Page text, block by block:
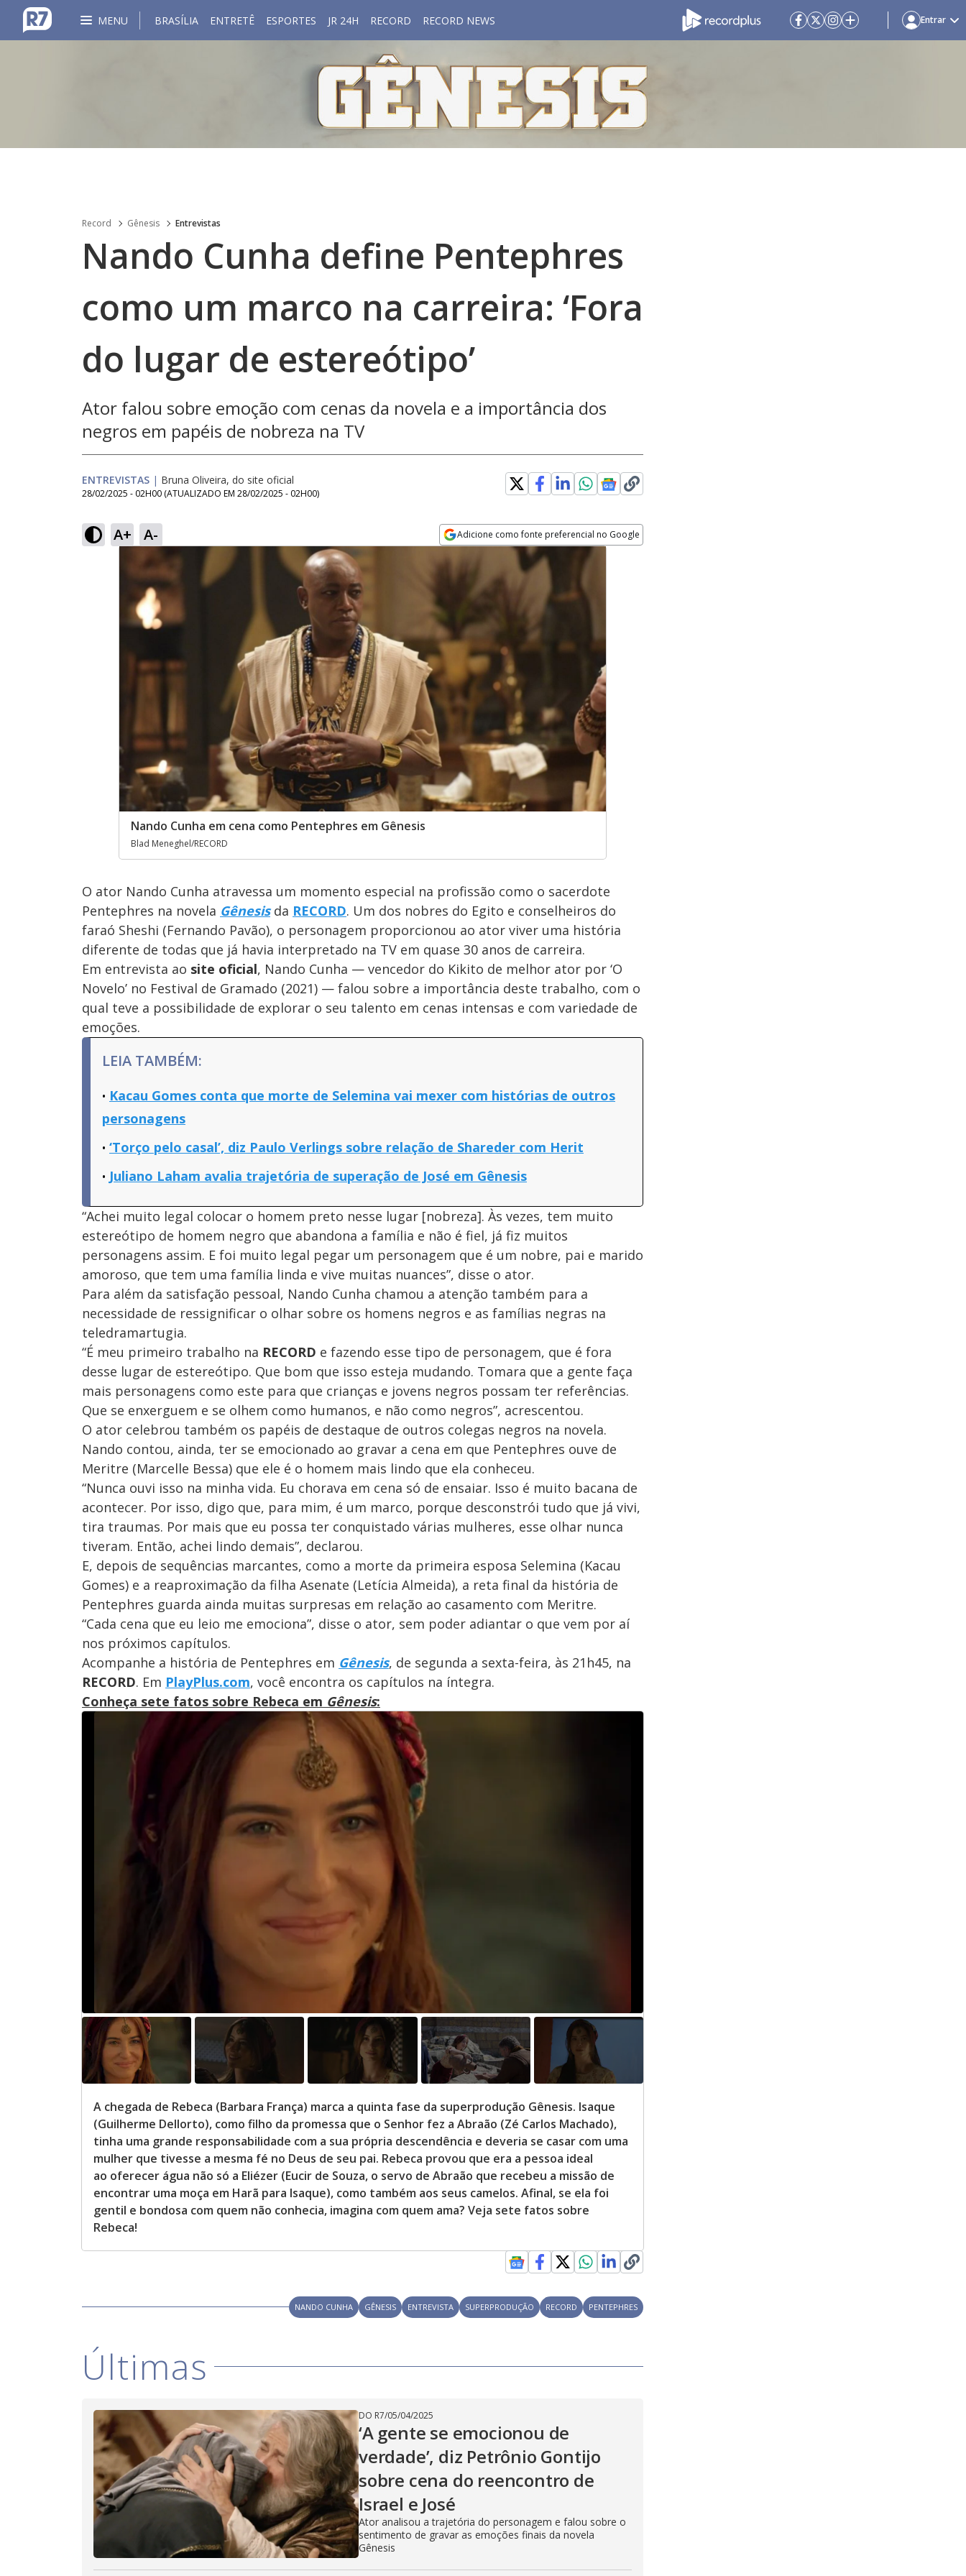
MENU BRASÍLIA ENTRETÊ ESPORTES JR 24H RECORD RECORD NEWS Entrar
Record Gênesis Entrevistas
Nando Cunha define Pentephres
como um marco na carreira: ‘Fora
do lugar de estereótipo’
Ator falou sobre emoção com cenas da novela e a importância dos
negros em papéis de nobreza na TV
ENTREVISTAS | Bruna Oliveira, do site oficial
28/02/2025 - 02H00 (ATUALIZADO EM 28/02/2025 - 02H00)
A+ A- Adicione como fonte preferencial no Google
Opens in new window
Nando Cunha em cena como Pentephres em Gênesis
Blad Meneghel/RECORD
O ator Nando Cunha atravessa um momento especial na profissão como o sacerdote
Pentephres na novela Gênesisda RECORD. Um dos nobres do Egito e conselheiros do
faraó Sheshi (Fernando Pavão), o personagem proporcionou ao ator viver uma história
diferente de todas que já havia interpretado na TV em quase 30 anos de carreira.
Em entrevista ao site oficial, Nando Cunha — vencedor do Kikito de melhor ator por ‘O
Novelo’ no Festival de Gramado (2021) — falou sobre a importância deste trabalho, com o
qual teve a possibilidade de explorar o seu talento em cenas intensas e com variedade de
emoções.
LEIA TAMBÉM:
Kacau Gomes conta que morte de Selemina vai mexer com histórias de outros
personagens
‘Torço pelo casal’, diz Paulo Verlings sobre relação de Shareder com Herit
Juliano Laham avalia trajetória de superação de José em Gênesis
“Achei muito legal colocar o homem preto nesse lugar [nobreza]. Às vezes, tem muito
estereótipo de homem negro que abandona a família e não é fiel, já fiz muitos
personagens assim. E foi muito legal pegar um personagem que é um nobre, pai e marido
amoroso, que tem uma família linda e vive muitas nuances”, disse o ator.
Para além da satisfação pessoal, Nando Cunha chamou a atenção também para a
necessidade de ressignificar o olhar sobre os homens negros e as famílias negras na
teledramartugia.
“É meu primeiro trabalho na RECORD e fazendo esse tipo de personagem, que é fora
desse lugar de estereótipo. Que bom que isso esteja mudando. Tomara que a gente faça
mais personagens como este para que crianças e jovens negros possam ter referências.
Que se enxerguem e se olhem como humanos, e não como negros”, acrescentou.
O ator celebrou também os papéis de destaque de outros colegas negros na novela.
Nando contou, ainda, ter se emocionado ao gravar a cena em que Pentephres ouve de
Meritre (Marcelle Bessa) que ele é o homem mais lindo que ela conheceu.
“Nunca ouvi isso na minha vida. Eu chorava em cena só de ensaiar. Isso é muito bacana de
acontecer. Por isso, digo que, para mim, é um marco, porque desconstrói tudo que já vivi,
tira traumas. Por mais que eu possa ter conquistado várias mulheres, esse olhar nunca
tiveram. Então, achei lindo demais”, declarou.
E, depois de sequências marcantes, como a morte da primeira esposa Selemina (Kacau
Gomes) e a reaproximação da filha Asenate (Letícia Almeida), a reta final da história de
Pentephres guarda ainda muitas surpresas em relação ao casamento com Meritre.
“Cada cena que eu leio me emociona”, disse o ator, sem poder adiantar o que vem por aí
nos próximos capítulos.
Acompanhe a história de Pentephres em Gênesis, de segunda a sexta-feira, às 21h45, na
RECORD. Em PlayPlus.com, você encontra os capítulos na íntegra.
Conheça sete fatos sobre Rebeca em Gênesis:
A chegada de Rebeca (Barbara França) marca a quinta fase da superprodução Gênesis. Isaque
(Guilherme Dellorto), como filho da promessa que o Senhor fez a Abraão (Zé Carlos Machado),
tinha uma grande responsabilidade com a sua própria descendência e deveria se casar com uma
mulher que tivesse a mesma fé no Deus de seu pai. Rebeca provou que era a pessoa ideal
ao oferecer água não só a Eliézer (Eucir de Souza, o servo de Abraão que recebeu a missão de
encontrar uma moça em Harã para Isaque), como também aos seus camelos. Afinal, se ela foi
gentil e bondosa com quem não conhecia, imagina com quem ama? Veja sete fatos sobre
Rebeca!
NANDO CUNHA GÊNESIS ENTREVISTA SUPERPRODUÇÃO RECORD PENTEPHRES
Últimas
DO R7/05/04/2025
‘A gente se emocionou de
verdade’, diz Petrônio Gontijo
sobre cena do reencontro de
Israel e José
Ator analisou a trajetória do personagem e falou sobre o
sentimento de gravar as emoções finais da novela
Gênesis